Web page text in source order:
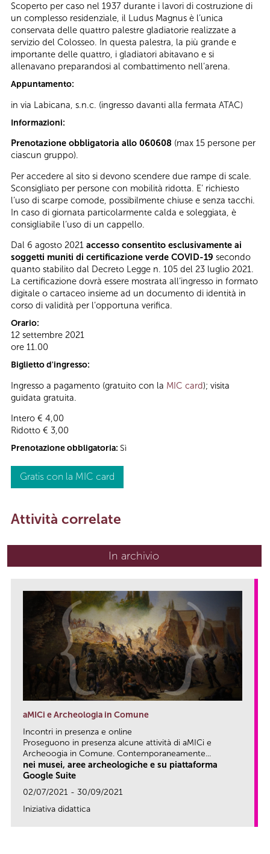
Scoperto per caso nel 1937 durante i lavori di costruzione di
un complesso residenziale, il Ludus Magnus è l’unica
conservata delle quattro palestre gladiatorie realizzate a
servizio del Colosseo. In questa palestra, la più grande e
importante delle quattro, i gladiatori abitavano e si
allenavano preparandosi al combattimento nell’arena.
Appuntamento:
in via Labicana, s.n.c. (ingresso davanti alla fermata ATAC)
Informazioni:
Prenotazione obbligatoria allo 060608 (max 15 persone per
ciascun gruppo).
Per accedere al sito si devono scendere due rampe di scale.
Sconsigliato per persone con mobilità ridotta. E’ richiesto
l’uso di scarpe comode, possibilmente chiuse e senza tacchi.
In caso di giornata particolarmente calda e soleggiata, è
consigliabile l’uso di un cappello.
Dal 6 agosto 2021 accesso consentito esclusivamente ai
soggetti muniti di certificazione verde COVID-19 secondo
quanto stabilito dal Decreto Legge n. 105 del 23 luglio 2021.
La certificazione dovrà essere mostrata all’ingresso in formato
digitale o cartaceo insieme ad un documento di identità in
corso di validità per l’opportuna verifica.
Orario:
12 settembre 2021
ore 11.00
Biglietto d'ingresso:
Ingresso a pagamento (gratuito con la MIC card); visita
guidata gratuita.
Intero € 4,00
Ridotto € 3,00
Prenotazione obbligatoria: Sì
Gratis con la MIC card
Attività correlate
In archivio
aMICi e Archeologia in Comune
Incontri in presenza e online
Proseguono in presenza alcune attività di aMICi e
Archeoogia in Comune. Contemporaneamente...
nei musei, aree archeologiche e su piattaforma
Google Suite
02/07/2021 - 30/09/2021
Iniziativa didattica